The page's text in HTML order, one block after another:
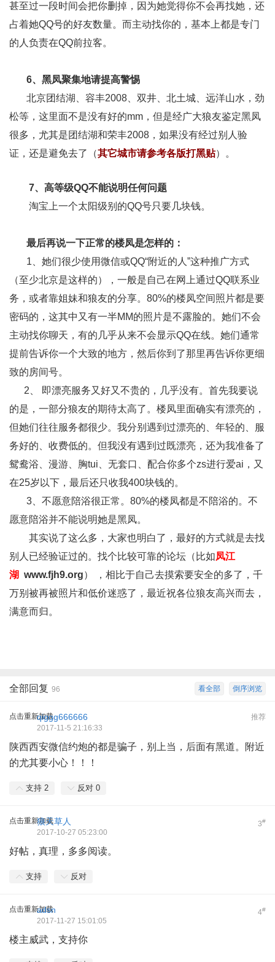
甚至过一段时间会把你删掉，因为她觉得你不会再找她，还
占着她QQ号的好友数量。而主动找你的，基本上都是专门
的人负责在QQ前拉客。
6、黑凤聚集地请提高警惕
北京团结湖、容丰2008、双井、北土城、远洋山水，劲
松等，这里面不是没有好的mm，但是经广大狼友鉴定黑凤
很多，尤其是团结湖和荣丰2008，如果没有经过别人验
证，还是避免去了（其它城市请参考各版打黑贴）。
7、高等级QQ不能说明任何问题
淘宝上一个太阳级别的QQ号只要几块钱。
最后再说一下正常的楼凤是怎样的：
1、她们很少使用微信或QQ“附近的人”这种推广方式
（至少北京是这样的），一般是自己在网上通过QQ联系业
务，或者靠姐妹和狼友的分享。80%的楼凤空间照片都是要
密码的，这其中又有一半MM的照片是不露脸的。她们不会
主动找你聊天，有的几乎从来不会显示QQ在线。她们通常
提前告诉你一个大致的地方，然后你到了那里再告诉你更细
致的房间号。
2、 即漂亮服务又好又不贵的，几乎没有。首先我要说
的是，一部分狼友的期待太高了。楼凤里面确实有漂亮的，
但她们往往服务都很少。我分别遇到过漂亮的、年轻的、服
务好的、收费低的。但我没有遇到过既漂亮，还为我准备了
鸳鸯浴、漫游、胸tui、无套口、配合你多个zs进行爱ai，又
在25岁以下，最后还只收我400块钱的。
3、不愿意陪浴很正常。80%的楼凤都是不陪浴的。不
愿意陪浴并不能说明她是黑凤。
其实说了这么多，大家也明白了，最好的方式就是去找
别人已经验证过的。找个比较可靠的论坛（比如凤江
湖 www.fjh9.org） ，相比于自己去摸索要安全的多了，千
万别被再被照片和低价迷惑了，最近祝各位狼友高兴而去，
满意而归。
倒序浏览
看全部
全部回复 96
点击重新加载 推荐
qiggg666666
2017-11-5 21:16:33
陕西西安微信约炮的都是骗子，别上当，后面有黑道。附近
的尤其要小心！！！
支持 2 反对 0
点击重新加载 3#
狼天草人
2017-10-27 05:23:00
好帖，真理，多多阅读。
支持 反对
点击重新加载 4#
adsn
2017-11-27 15:01:05
楼主威武，支持你